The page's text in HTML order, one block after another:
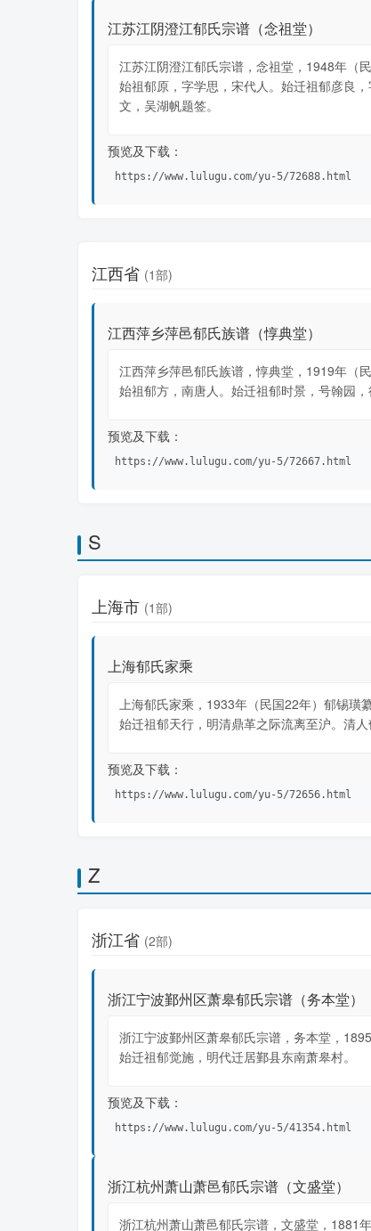
江苏江阴澄江郁氏宗谱（念祖堂）
江苏江阴澄江郁氏宗谱，念祖堂，1948年（
始祖郁原，字学思，宋代人。始迁祖郁彦良
文，吴湖帆题签。
预览及下载：
https://www.lulugu.com/yu-5/72688.html
江西省 (1部)
江西萍乡萍邑郁氏族谱（惇典堂）
江西萍乡萍邑郁氏族谱，惇典堂，1919年（
始祖郁方，南唐人。始迁祖郁时景，号翰园，
预览及下载：
https://www.lulugu.com/yu-5/72667.html
S
上海市 (1部)
上海郁氏家乘
上海郁氏家乘，1933年（民国22年）郁锡璜
始迁祖郁天行，明清鼎革之际流离至沪。清人
预览及下载：
https://www.lulugu.com/yu-5/72656.html
Z
浙江省 (2部)
浙江宁波鄞州区萧皋郁氏宗谱（务本堂）
浙江宁波鄞州区萧皋郁氏宗谱，务本堂，
始迁祖郁觉施，明代迁居鄞县东南萧皋村。
预览及下载：
https://www.lulugu.com/yu-5/41354.html
浙江杭州萧山萧邑郁氏宗谱（文盛堂）
浙江杭州萧山萧邑郁氏宗谱，文盛堂，1881